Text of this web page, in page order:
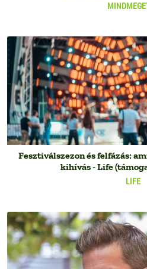
LIFE
Fesztiválszezon és felfázás:
kihívás - Life